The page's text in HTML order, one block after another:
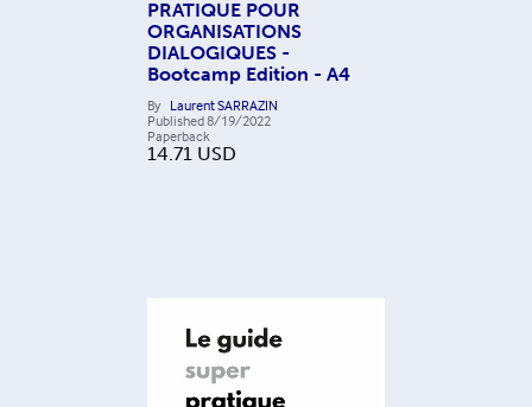
PRATIQUE POUR
ORGANISATIONS
DIALOGIQUES -
Bootcamp Edition - A4
By Laurent SARRAZIN
Published8/19/2022
Paperback
14.71 USD